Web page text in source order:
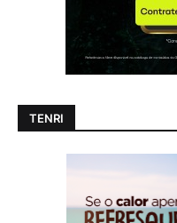
TENRI